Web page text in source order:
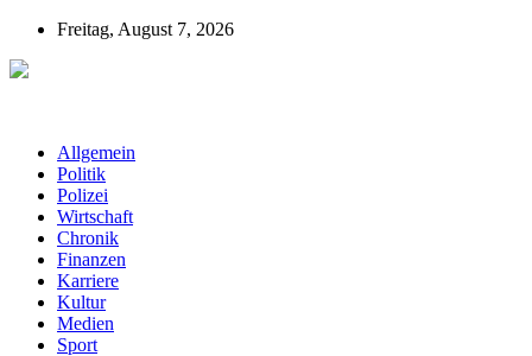
Freitag, August 7, 2026
Allgemein
Politik
Polizei
Wirtschaft
Chronik
Finanzen
Karriere
Kultur
Medien
Sport